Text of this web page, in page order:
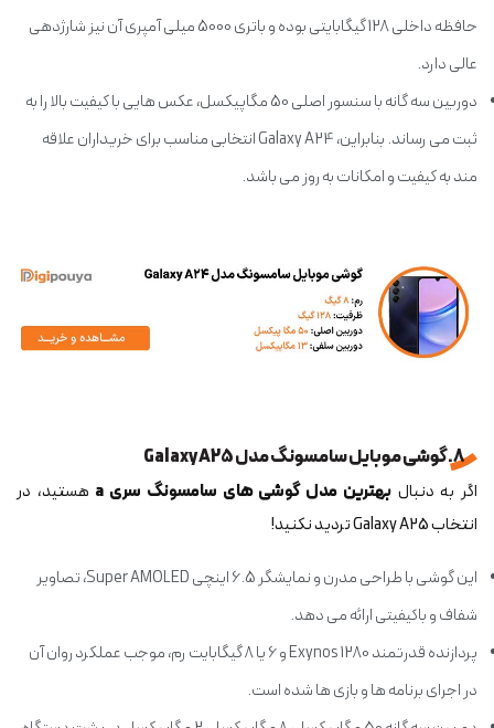
حافظه داخلی 128 گیگابایتی بوده و باتری 5000 میلی آمپری آن نیز شارژدهی
عالی دارد.
دوربین سه گانه با سنسور اصلی 50 مگاپیکسل، عکس هایی با کیفیت بالا را به
ثبت می رساند. بنابراین، Galaxy A24 انتخابی مناسب برای خریداران علاقه
مند به کیفیت و امکانات به روز می باشد.
8. گوشی موبایل سامسونگ مدل Galaxy A25
اگر به دنبالبهترین مدل گوشی های سامسونگ سری a
هستید، در
انتخاب Galaxy A25 تردید نکنید!
این گوشی با طراحی مدرن و نمایشگر 6.5 اینچی Super AMOLED، تصاویر
شفاف و باکیفیتی ارائه می دهد.
پردازنده قدرتمند Exynos 1280 و 6 یا 8 گیگابایت رم، موجب عملکرد روان آن
در اجرای برنامه ها و بازی ها شده است.